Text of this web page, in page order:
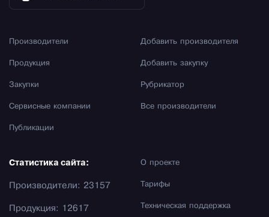
Производители
Продукция
Закупки
Сервисные компании
Публикации
Добавить производителя
Добавить закупку
Рубрикатор
Все производители
О проекте
Тарифы
Техническая поддержка
Статистика сайта:
Производители: 23157
Продукция: 12617